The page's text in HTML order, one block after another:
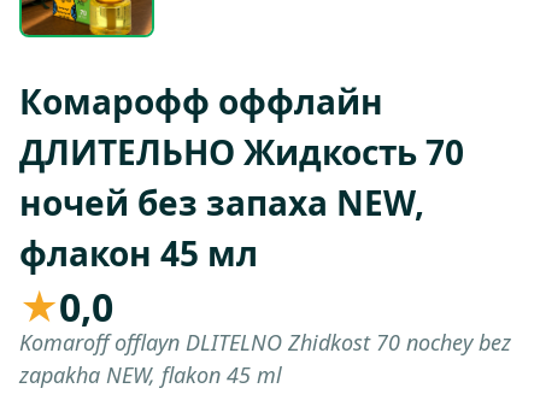
Комарофф оффлайн
ДЛИТЕЛЬНО Жидкость 70
ночей без запаха NEW,
флакон 45 мл
★0,0
Komaroff offlayn DLITELNO Zhidkost 70 nochey bez
zapakha NEW, flakon 45 ml